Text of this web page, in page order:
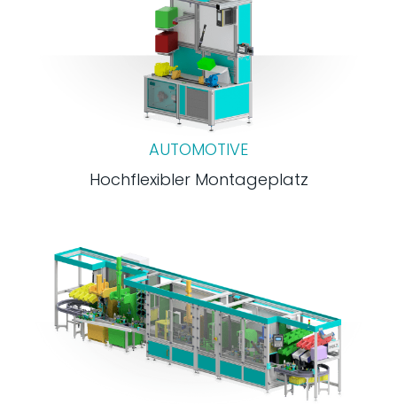
AUTOMOTIVE
Hochflexibler Montageplatz